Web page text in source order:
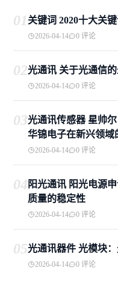
01关键词 2020十大关键
2026-04-14 0 评论
02光通讯 关于光通信
2026-04-14 0 评论
03光通讯传感器 星帅
华锦电子在新兴领
2026-04-14 0 评论
04 阳光通讯 阳光电源
质量的稳定性
2026-04-14 0 评论
05光通讯器件 光模块
2026-04-14 0 评论